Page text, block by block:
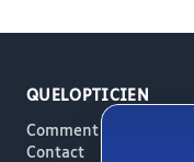
QUELOPTICIEN
Comment ça marche
Contact